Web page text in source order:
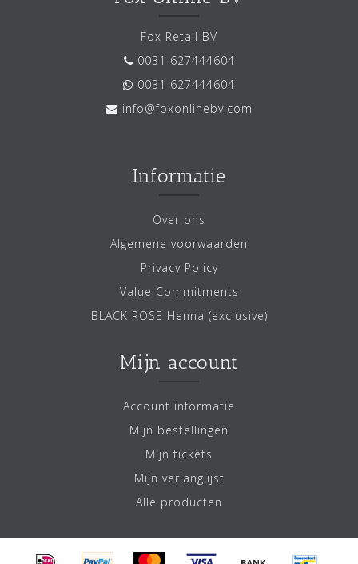
Fox Retail BV
0031 627444604
0031 627444604
info@foxonlinebv.com
Informatie
Over ons
Algemene voorwaarden
Privacy Policy
Value Commitments
BLACK ROSE Henna (exclusive)
Mijn account
Account informatie
Mijn bestellingen
Mijn tickets
Mijn verlanglijst
Alle producten